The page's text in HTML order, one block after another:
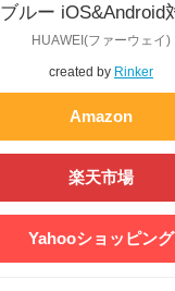
ブルー iOS&Android
created by Rinker
HUAWEI(ファーウェイ)
Amazon
楽天市場
Yahooショッピング